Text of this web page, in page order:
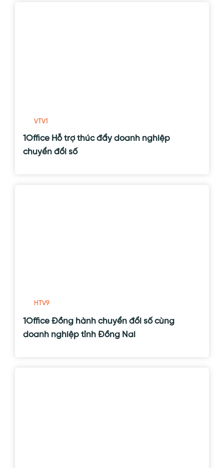
1Office Hỗ trợ thúc đẩy doanh nghiệp
chuyển đổi số
VTV1
1Office Đồng hành chuyển đổi số cùng
doanh nghiệp tỉnh Đồng Nai
HTV9